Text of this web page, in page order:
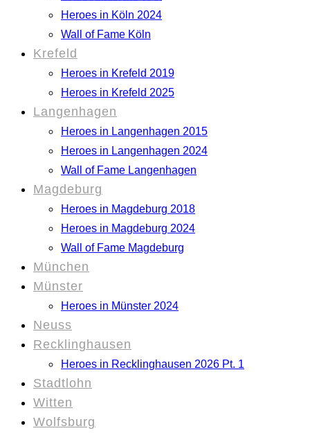
Heroes in Köln 2024
Wall of Fame Köln
Krefeld
Heroes in Krefeld 2019
Heroes in Krefeld 2025
Langenhagen
Heroes in Langenhagen 2015
Heroes in Langenhagen 2024
Wall of Fame Langenhagen
Magdeburg
Heroes in Magdeburg 2018
Heroes in Magdeburg 2024
Wall of Fame Magdeburg
München
Münster
Heroes in Münster 2024
Neuss
Recklinghausen
Heroes in Recklinghausen 2026 Pt. 1
Stadtlohn
Witten
Wolfsburg